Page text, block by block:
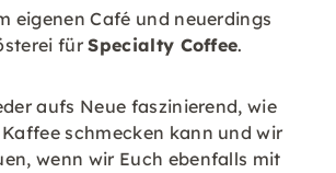
eigenen Café und neuerdings
fürSpecialty Coffee.
aufs Neue faszinierend, wie
schmecken kann und wir
wenn wir Euch ebenfalls mit